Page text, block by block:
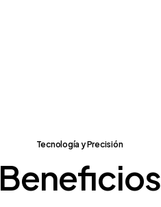
Tecnología y Precisión
Beneficios